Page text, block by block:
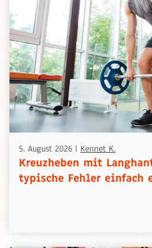
5. August 2026 | Kennet K.
Kreuzheben mit
typische Fehler einfach